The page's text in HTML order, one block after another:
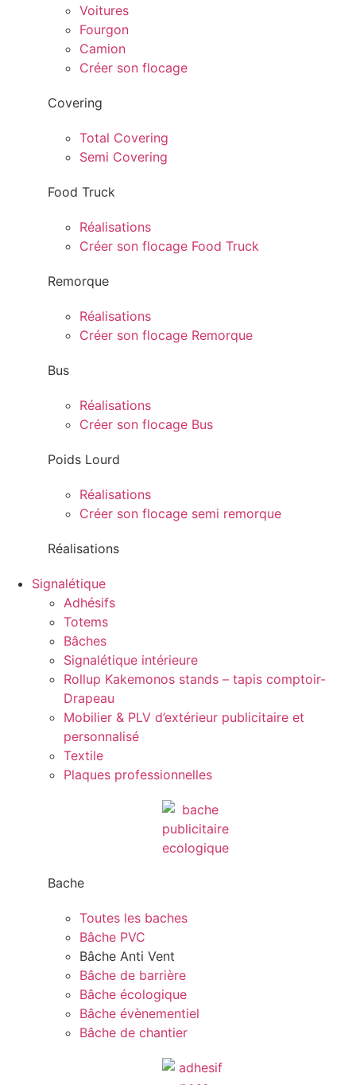
Voitures
Fourgon
Camion
Créer son flocage
Covering
Total Covering
Semi Covering
Food Truck
Réalisations
Créer son flocage Food Truck
Remorque
Réalisations
Créer son flocage Remorque
Bus
Réalisations
Créer son flocage Bus
Poids Lourd
Réalisations
Créer son flocage semi remorque
Réalisations
Signalétique
Adhésifs
Totems
Bâches
Signalétique intérieure
Rollup Kakemonos stands – tapis comptoir-
Drapeau
Mobilier & PLV d’extérieur publicitaire et
personnalisé
Textile
Plaques professionnelles
Bache
Toutes les baches
Bâche PVC
Bâche Anti Vent
Bâche de barrière
Bâche écologique
Bâche évènementiel
Bâche de chantier